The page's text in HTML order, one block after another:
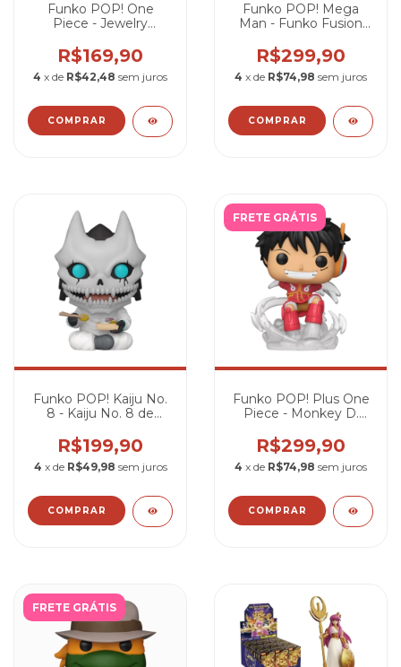
Funko POP! One
Piece - Jewelry
R$169,90
4 x de R$42,48 sem juros
Funko POP! Mega
Man - Funko Fusion
(Chase)
R$299,90
4 x de R$74,98 sem juros
Funko POP! Kaiju No.
8 - Kaiju No. 8 de
R$199,90
4 x de R$49,98 sem juros
FRETE GRÁTIS
Funko POP! Plus One
Piece - Monkey D.
R$299,90
4 x de R$74,98 sem juros
FRETE GRÁTIS